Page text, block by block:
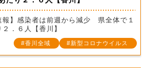
報】感染者は前週から減少 県全体で１
．６人【香川】
香川全域 新型コロナウイルス